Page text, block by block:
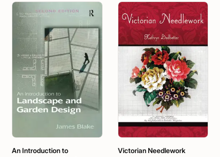
An Introduction to
Victorian Needlework